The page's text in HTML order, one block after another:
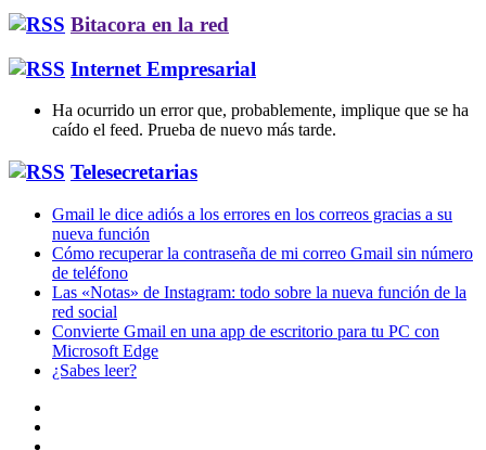
Bitacora en la red
Internet Empresarial
Ha ocurrido un error que, probablemente, implique que se ha
caído el feed. Prueba de nuevo más tarde.
Telesecretarias
Gmail le dice adiós a los errores en los correos gracias a su
nueva función
Cómo recuperar la contraseña de mi correo Gmail sin número
de teléfono
Las «Notas» de Instagram: todo sobre la nueva función de la
red social
Convierte Gmail en una app de escritorio para tu PC con
Microsoft Edge
¿Sabes leer?